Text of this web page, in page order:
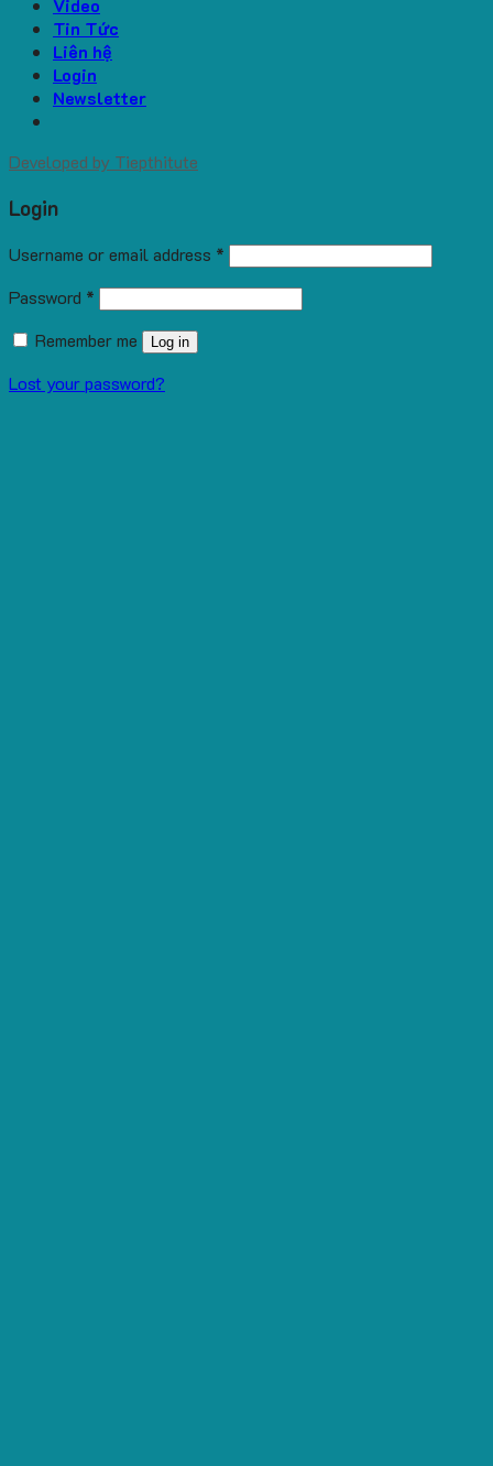
Video
Tin Tức
Liên hệ
Login
Newsletter
Developed by Tiepthitute
Login
Username or email address *
Password *
Remember me
Log in
Lost your password?